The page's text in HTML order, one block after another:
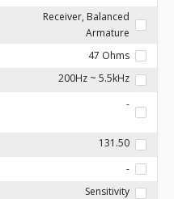
Receiver, Balanced
Armature
47 Ohms
200Hz ~ 5.5kHz
-
131.50
-
Sensitivity